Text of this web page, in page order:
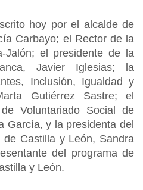
hoy por el alcalde de
Carbayo; el Rector de la
Jalón; el presidente de la
Javier Iglesias; la
Inclusión, Igualdad y
Gutiérrez Sastre; el
Voluntariado Social de
García, y la presidenta del
Castilla y León, Sandra
del programa de
y León.